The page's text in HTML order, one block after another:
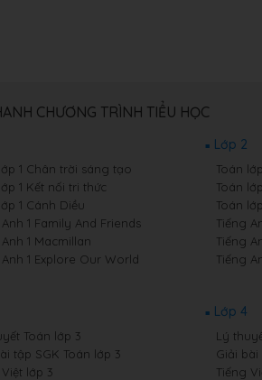
CHƯƠNG TRÌNH TIỂU HỌC
1 Chân trời sáng tạo
1 Kết nối tri thức
1 Cánh Diều
1 Family And Friends
1 Macmillan
1 Explore Our World
Lớp 2
Toán
Toán
Toán
Tiếng
Tiếng
Tiếng
Toán lớp 3
tập SGK Toán lớp 3
lớp 3
Lớp 4
Lý
Giải bài
Tiếng